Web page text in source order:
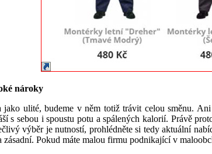
nároky
ulité, budeme v něm totiž trávit celou směnu.
s sebou i spoustu potu a spálených kalorií. Právě
výběr je nutností, prohlédněte si tedy aktuální
Pokud máte malou firmu podnikající v